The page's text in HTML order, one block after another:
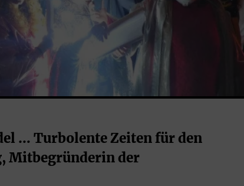
… Turbolente Zeiten für den
Mitbegründerin der